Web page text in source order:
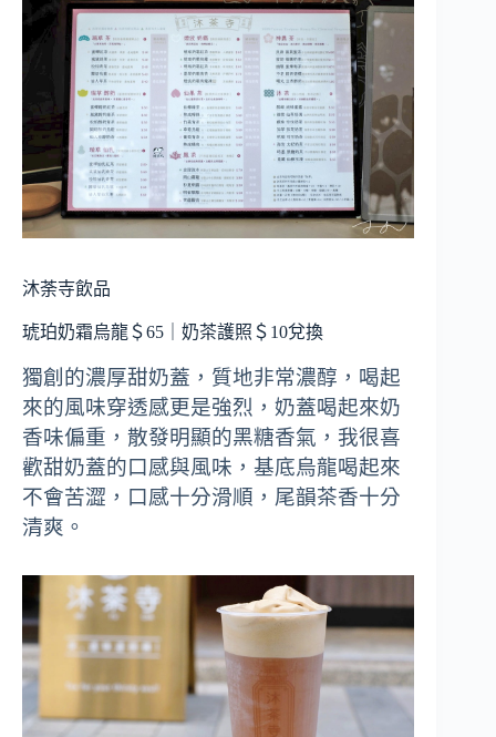
沐荼寺飲品
琥珀奶霜烏龍＄65｜奶茶護照＄10兌換
獨創的濃厚甜奶蓋，質地非常濃醇，喝起
來的風味穿透感更是強烈，奶蓋喝起來奶
香味偏重，散發明顯的黑糖香氣，我很喜
歡甜奶蓋的口感與風味，基底烏龍喝起來
不會苦澀，口感十分滑順，尾韻茶香十分
清爽。